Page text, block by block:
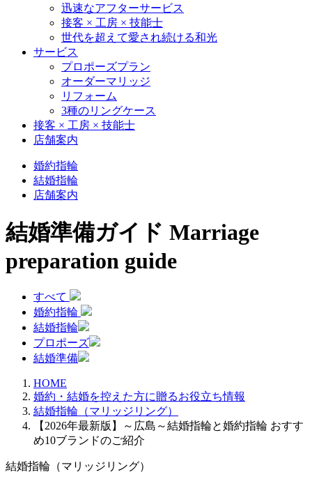
迅速なアフターサービス
接客 × 工房 × 技能士
世代を超えて愛され続ける和光
サービス
プロポーズプラン
オーダーマリッジ
リフォーム
3種のリングケース
接客 × 工房 × 技能士
店舗案内
婚約指輪
結婚指輪
店舗案内
結婚準備ガイド Marriage
preparation guide
すべて
婚約指輪
結婚指輪
プロポーズ
結婚準備
HOME
婚約・結婚を控えた方に贈るお役立ち情報
結婚指輪（マリッジリング）
【2026年最新版】～広島～結婚指輪と婚約指輪 おすす
め10ブランドのご紹介
結婚指輪（マリッジリング）